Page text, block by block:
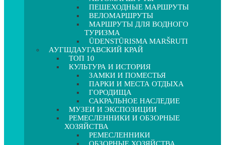
ПЕШЕХОДНЫЕ МАРШРУТЫ
ВЕЛОМАРШРУТЫ
МАРШРУТЫ ДЛЯ ВОДНОГО
ТУРИЗМА
ŪDENSTŪRISMA MARŠRUTI
АУГШДАУГАВСКИЙ КРАЙ
ТОП 10
КУЛЬТУРА И ИСТОРИЯ
ЗАМКИ И ПОМЕСТЬЯ
ПАРКИ И МЕСТА ОТДЫХА
ГОРОДИЩА
САКРАЛЬНОЕ НАСЛЕДИЕ
МУЗЕИ И ЭКСПОЗИЦИИ
РЕМЕСЛЕННИКИ И ОБЗОРНЫЕ
ХОЗЯЙСТВА
РЕМЕСЛЕННИКИ